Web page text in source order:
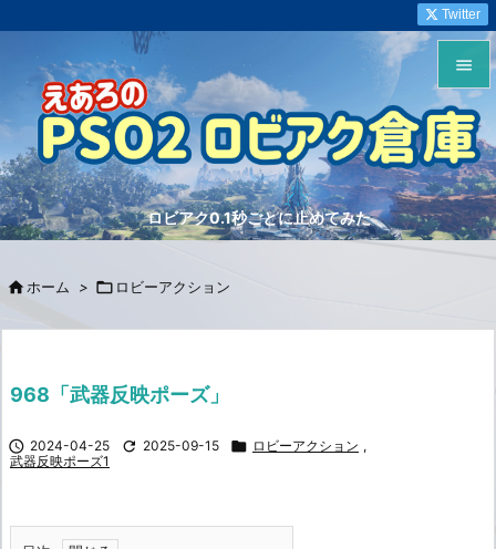
ロビアク0.1秒ごとに止めてみた


メニュ

サイド


Twitter
 ホーム >  ロビーアクション
968「武器反映ポーズ」
 2024-04-25  2025-09-15  ロビーアクション ,
武器反映ポーズ1